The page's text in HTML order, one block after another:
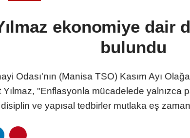
ekonomiye dair
bulundu
Odası'nın (Manisa TSO) Kasım Ayı
"Enflasyonla mücadelede yalnızca
ve yapısal tedbirler mutlaka eş